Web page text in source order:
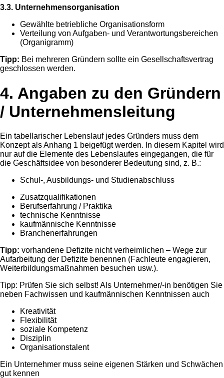
3.3. Unternehmensorganisation
Gewählte betriebliche Organisationsform
Verteilung von Aufgaben- und Verantwortungsbereichen
(Organigramm)
Tipp: Bei mehreren Gründern sollte ein Gesellschaftsvertrag
geschlossen werden.
4. Angaben zu den Gründern
/ Unternehmensleitung
Ein tabellarischer Lebenslauf jedes Gründers muss dem
Konzept als Anhang 1 beigefügt werden. In diesem Kapitel wird
nur auf die Elemente des Lebenslaufes eingegangen, die für
die Geschäftsidee von besonderer Bedeutung sind, z. B.:
Schul-, Ausbildungs- und Studienabschluss
Zusatzqualifikationen
Berufserfahrung / Praktika
technische Kenntnisse
kaufmännische Kenntnisse
Branchenerfahrungen
Tipp: vorhandene Defizite nicht verheimlichen – Wege zur
Aufarbeitung der Defizite benennen (Fachleute engagieren,
Weiterbildungsmaßnahmen besuchen usw.).
Tipp: Prüfen Sie sich selbst! Als Unternehmer/-in benötigen Sie
neben Fachwissen und kaufmännischen Kenntnissen auch
Kreativität
Flexibilität
soziale Kompetenz
Disziplin
Organisationstalent
Ein Unternehmer muss seine eigenen Stärken und Schwächen
gut kennen